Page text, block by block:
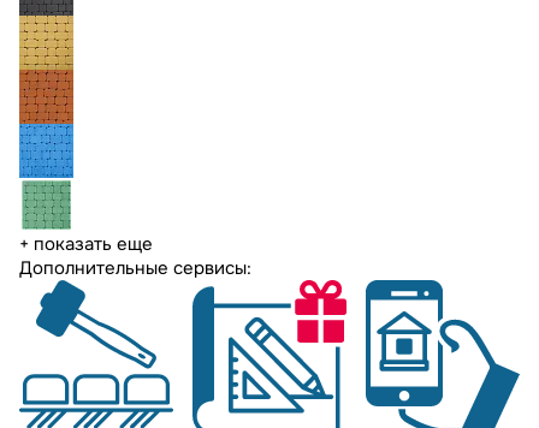
+ показать еще
Дополнительные сервисы: